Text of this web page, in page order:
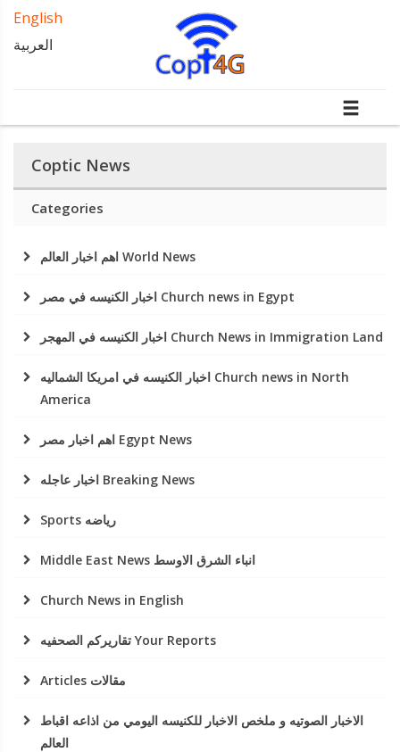
English
العربية
Coptic News
Categories
اهم اخبار العالم World News
اخبار الكنيسه في مصر Church news in Egypt
اخبار الكنيسه في المهجر Church News in Immigration Land
اخبار الكنيسه في امريكا الشماليه Church news in North
America
اهم اخبار مصر Egypt News
اخبار عاجله Breaking News
Sports رياضه
Middle East News انباء الشرق الاوسط
Church News in English
تقاريركم الصحفيه Your Reports
Articles مقالات
الاخبار الصوتيه و ملخص الاخبار للكنيسه اليومي من اذاعه اقباط
العالم